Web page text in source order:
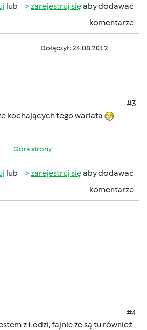
lub zarejestruj sięaby dodawać
komentarze
Dołączył : 24.08.2012
#3
kochających tego wariata
Góra strony
lub zarejestruj sięaby dodawać
komentarze
#4
z Łodzi, fajnie że są tu również